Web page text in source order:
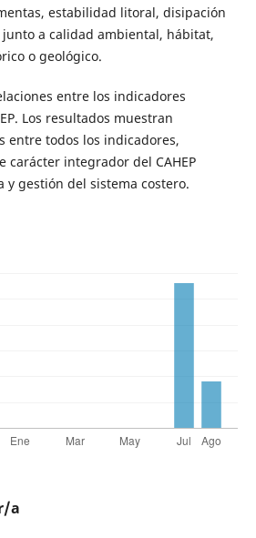
estabilidad litoral, disipación
a calidad ambiental, hábitat,
o geológico.
entre los indicadores
Los resultados muestran
entre todos los indicadores,
carácter integrador del CAHEP
y gestión del sistema costero.
a